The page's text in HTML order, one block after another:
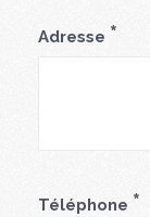
Adresse *
Téléphone *